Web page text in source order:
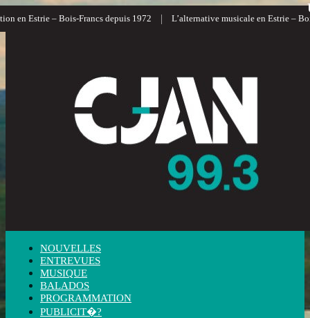
en Estrie – Bois-Francs depuis 1972 | L’alternative musicale en Estrie – Bois-
NOUVELLES
ENTREVUES
MUSIQUE
BALADOS
PROGRAMMATION
PUBLICIT�?